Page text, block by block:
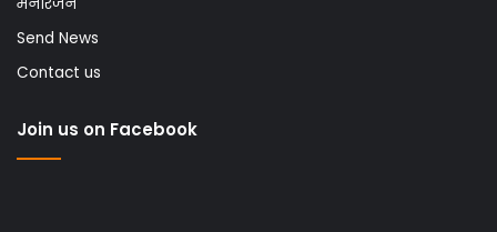
Send News
Contact us
Join us on Facebook